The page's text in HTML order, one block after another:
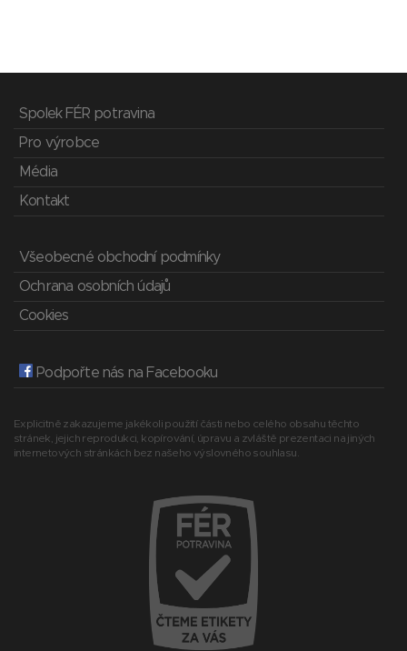
Spolek FÉR potravina
Pro výrobce
Média
Kontakt
Všeobecné obchodní podmínky
Ochrana osobních údajů
Cookies
Podpořte nás na Facebooku
Explicitně zakazujeme jakékoli použití části nebo celého obsahu těchto
stránek, jejich reprodukci, kopírování, úpravu a zvláště prezentaci na jiných
internetových stránkách bez našeho výslovného souhlasu.